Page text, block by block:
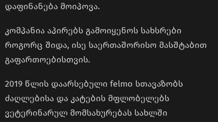
დაფინანება მოიპოვა.
კომპანია აპირებს გამოიყენოს სახსრები
როგორც შიდა, ისე საერთაშორისო მასშტაბით
გაფართოებისთვის.
2019 წლის დაარსებული felmo სთავაზობს
ძაღლებისა და კატების მფლობელებს
ვეტერინარულ მომსახურებას სახლში